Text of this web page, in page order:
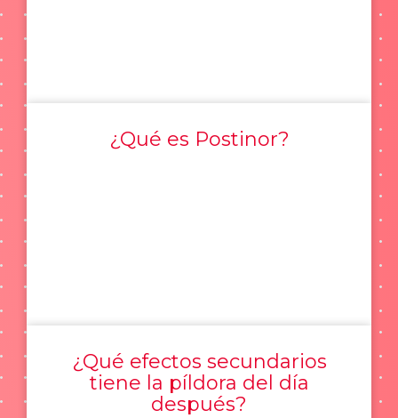
¿Qué es Postinor?
¿Qué efectos secundarios
tiene la píldora del día
después?